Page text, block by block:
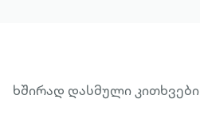
ხშირად დასმული კითხვები